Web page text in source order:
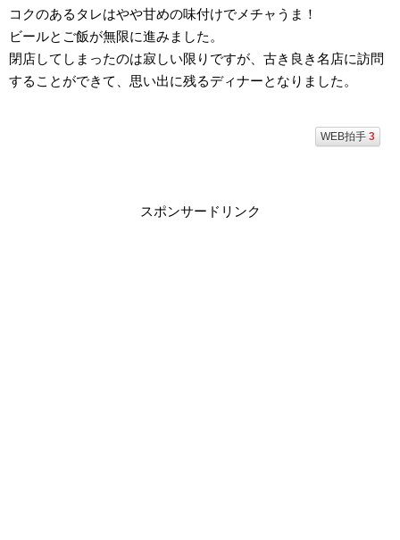
コクのあるタレはやや甘めの味付けでメチャうま！
ビールとご飯が無限に進みました。
閉店してしまったのは寂しい限りですが、古き良き名店に訪問
することができて、思い出に残るディナーとなりました。
WEB拍手 3
スポンサードリンク